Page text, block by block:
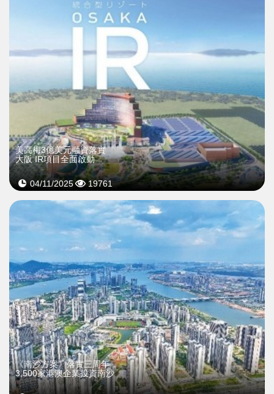
美高梅3億美元融資落實
大阪 IR項目全面啟動
04/11/2025 19761
《南沙方案》落實三周年
3,500家港澳企業投資南沙